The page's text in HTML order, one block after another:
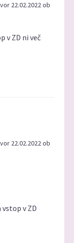
22.02.2022 ob
v ZD ni več
22.02.2022 ob
vstop v ZD